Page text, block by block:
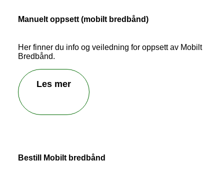
Manuelt oppsett (mobilt bredbånd)
Her finner du info og veiledning for oppsett av Mobilt
Bredbånd.
Les mer
Bestill Mobilt bredbånd